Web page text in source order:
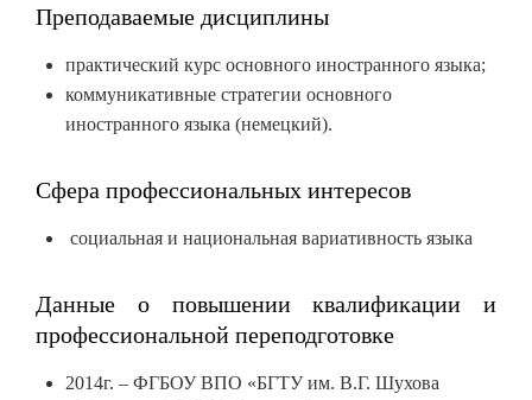
Преподаваемые дисциплины
практический курс основного иностранного языка;
коммуникативные стратегии основного
иностранного языка (немецкий).
Сфера профессиональных интересов
социальная и национальная вариативность языка
Данные о повышении квалификации и
профессиональной переподготовке
2014г. – ФГБОУ ВПО «БГТУ им. В.Г. Шухова